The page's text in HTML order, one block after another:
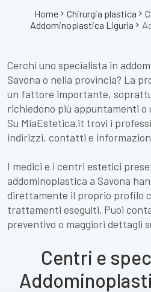
Home Chirurgia plastica
Addominoplastica Liguria
Cerchi uno specialista in
Savona o nella provincia? La
un fattore importante,
richiedono più appuntamenti o
Su MiaEstetica.it trovi i
indirizzi, contatti e
I medici e i centri estetici
addominoplastica a Savona
direttamente il proprio profilo
trattamenti eseguiti. Puoi
preventivo o maggiori dettagli
Centri e